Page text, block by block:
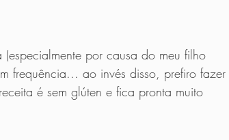
por causa do meu filho
frequência... ao invés disso, prefiro fazer
é sem glúten e fica pronta muito